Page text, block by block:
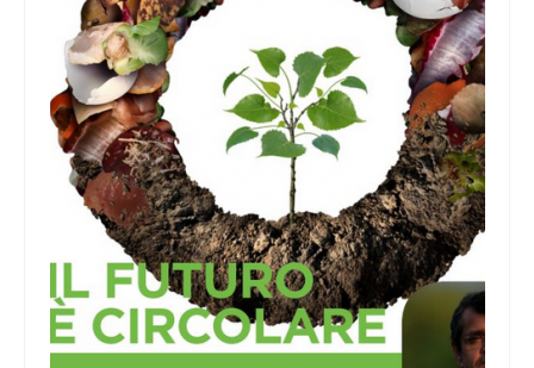
Servizi agli iscritti
EPPI (Previdenza P. I.)
Richiesta PEC e Firma Digitale
Offerta Formativa
E-Lerning
Fondazione Opificium
Convenzioni Università